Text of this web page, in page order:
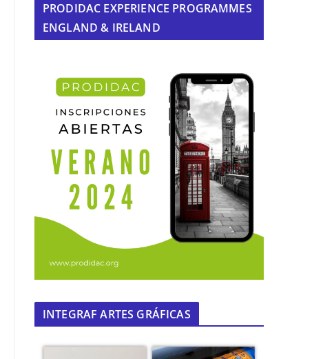
PRODIDAC EXPERIENCE PROGRAMMES
ENGLAND & IRELAND
INTEGRAF ARTES GRÁFICAS